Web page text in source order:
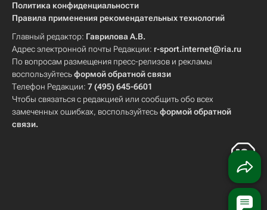
Политика конфиденциальности
Правила применения рекомендательных технологий
Главный редактор: Гаврилова А.В.
Адрес электронной почты Редакции: r-sport.internet@ria.ru
По вопросам размещения пресс-релизов и рекламы
воспользуйтесьформой обратной связи
Телефон Редакции: 7 (495) 645-6601
Чтобы связаться с редакцией или сообщить обо всех
замеченных ошибках, воспользуйтесьформой обратной
связи.